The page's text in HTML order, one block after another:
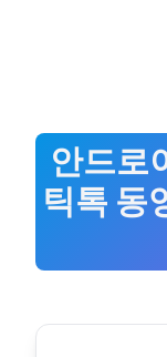
안드로
틱톡 동